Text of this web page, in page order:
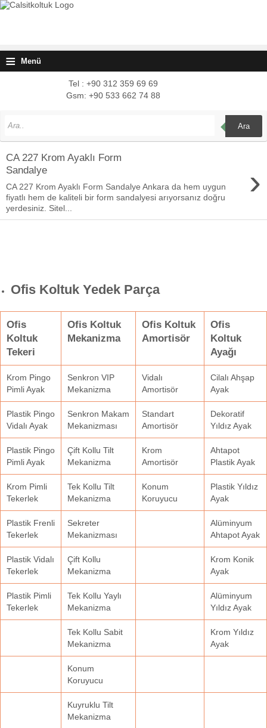
≡ Menü
Tel : +90 312 359 69 69
Gsm: +90 533 662 74 88
Ara
CA 227 Krom Ayaklı Form
Sandalye
›
CA 227 Krom Ayaklı Form Sandalye Ankara da hem uygun
fiyatlı hem de kaliteli bir form sandalyesi arıyorsanız doğru
yerdesiniz. Sitel...
Ofis Koltuk Yedek Parça
Ofis
Koltuk
Tekeri
Ofis Koltuk
Mekanizma
Ofis Koltuk
Amortisör
Ofis
Koltuk
Ayağı
Krom Pingo
Pimli Ayak
Senkron VIP
Mekanizma
Vidalı
Amortisör
Cilalı Ahşap
Ayak
Plastik Pingo
Vidalı Ayak
Senkron Makam
Mekanizması
Standart
Amortisör
Dekoratif
Yıldız Ayak
Plastik Pingo
Pimli Ayak
Çift Kollu Tilt
Mekanizma
Krom
Amortisör
Ahtapot
Plastik Ayak
Krom Pimli
Tekerlek
Tek Kollu Tilt
Mekanizma
Konum
Koruyucu
Plastik Yıldız
Ayak
Plastik Frenli
Tekerlek
Sekreter
Mekanizması
Alüminyum
Ahtapot Ayak
Plastik Vidalı
Tekerlek
Çift Kollu
Mekanizma
Krom Konik
Ayak
Plastik Pimli
Tekerlek
Tek Kollu Yaylı
Mekanizma
Alüminyum
Yıldız Ayak
Tek Kollu Sabit
Mekanizma
Krom Yıldız
Ayak
Konum
Koruyucu
Kuyruklu Tilt
Mekanizma